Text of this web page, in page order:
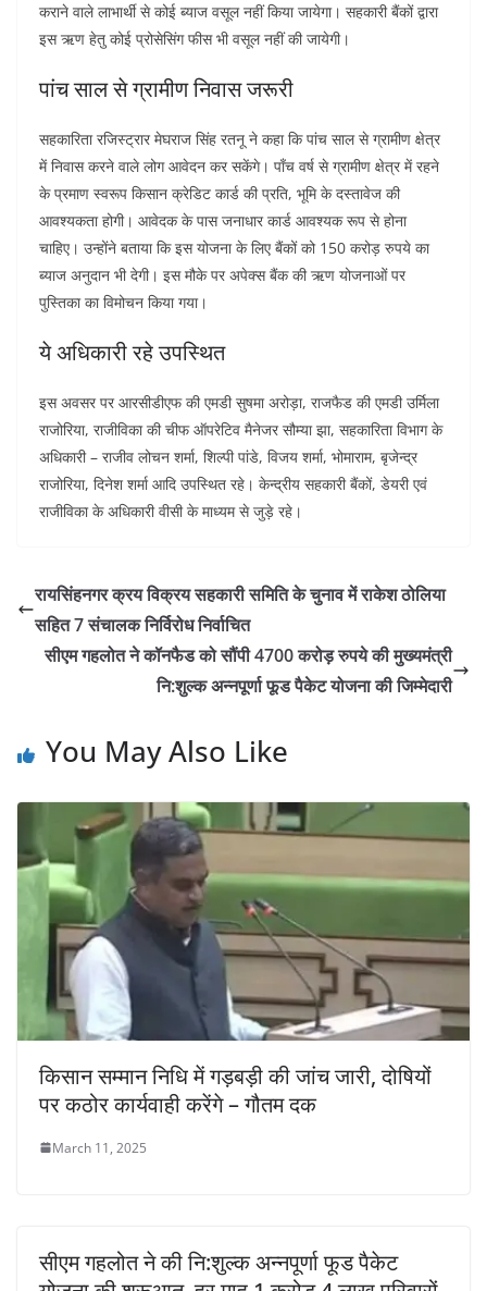
कराने वाले लाभार्थी से कोई ब्याज वसूल नहीं किया जायेगा। सहकारी बैंकों द्वारा
इस ऋण हेतु कोई प्रोसेसिंग फीस भी वसूल नहीं की जायेगी।
पांच साल से ग्रामीण निवास जरूरी
सहकारिता रजिस्ट्रार मेघराज सिंह रतनू ने कहा कि पांच साल से ग्रामीण क्षेत्र
में निवास करने वाले लोग आवेदन कर सकेंगे। पाँच वर्ष से ग्रामीण क्षेत्र में रहने
के प्रमाण स्वरूप किसान क्रेडिट कार्ड की प्रति, भूमि के दस्तावेज की
आवश्यकता होगी। आवेदक के पास जनाधार कार्ड आवश्यक रूप से होना
चाहिए। उन्होंने बताया कि इस योजना के लिए बैंकों को 150 करोड़ रुपये का
ब्याज अनुदान भी देगी। इस मौके पर अपेक्स बैंक की ऋण योजनाओं पर
पुस्तिका का विमोचन किया गया।
ये अधिकारी रहे उपस्थित
इस अवसर पर आरसीडीएफ की एमडी सुषमा अरोड़ा, राजफैड की एमडी उर्मिला
राजोरिया, राजीविका की चीफ ऑपरेटिव मैनेजर सौम्या झा, सहकारिता विभाग के
अधिकारी – राजीव लोचन शर्मा, शिल्पी पांडे, विजय शर्मा, भोमाराम, बृजेन्द्र
राजोरिया, दिनेश शर्मा आदि उपस्थित रहे। केन्द्रीय सहकारी बैंकों, डेयरी एवं
राजीविका के अधिकारी वीसी के माध्यम से जुड़े रहे।
रायसिंहनगर क्रय विक्रय सहकारी समिति के चुनाव में राकेश ठोलिया
सहित 7 संचालक निर्विरोध निर्वाचित
सीएम गहलोत ने कॉनफैड को सौंपी 4700 करोड़ रुपये की मुख्यमंत्री
नि:शुल्क अन्नपूर्णा फूड पैकेट योजना की जिम्मेदारी
You May Also Like
किसान सम्मान निधि में गड़बड़ी की जांच जारी, दोषियों
पर कठोर कार्यवाही करेंगे – गौतम दक
March 11, 2025
सीएम गहलोत ने की नि:शुल्क अन्नपूर्णा फूड पैकेट